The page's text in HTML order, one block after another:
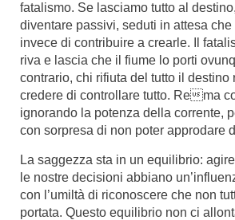
fatalismo. Se lasciamo tutto al
diventare passivi, seduti in attesa
invece di contribuire a crearle. Il
riva e lascia che il fiume lo porti
contrario, chi rifiuta del tutto il destino
credere di controllare tutto. Rema
ignorando la potenza della corrente,
con sorpresa di non poter approdare
La saggezza sta in un equilibrio:
le nostre decisioni abbiano
con l’umiltà di riconoscere che non
portata. Questo equilibrio non ci